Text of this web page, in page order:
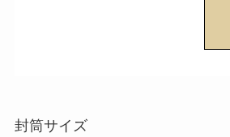
封筒サイズ